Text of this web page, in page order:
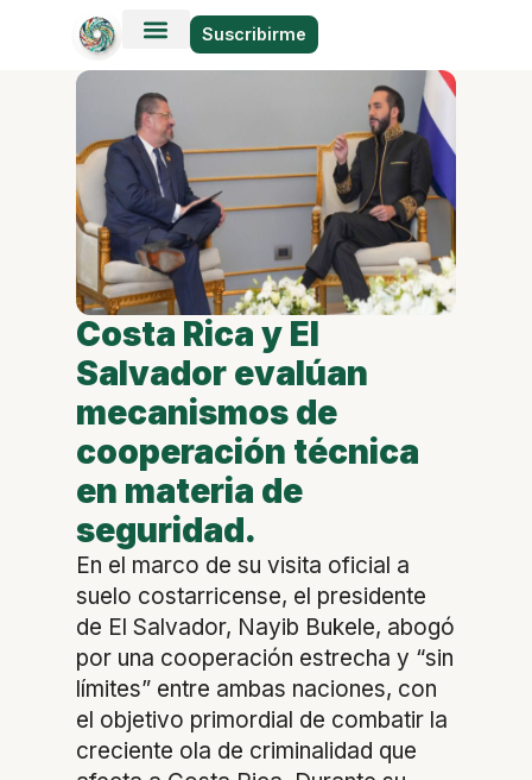
Suscribirme
Costa Rica y El
Salvador evalúan
mecanismos de
cooperación técnica
en materia de
seguridad.
En el marco de su visita oficial a
suelo costarricense, el presidente
de El Salvador, Nayib Bukele, abogó
por una cooperación estrecha y “sin
límites” entre ambas naciones, con
el objetivo primordial de combatir la
creciente ola de criminalidad que